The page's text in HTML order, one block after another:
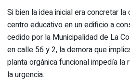
Si bien la idea inicial era concretar
centro educativo en un edificio a
cedido por la Municipalidad de La
en calle 56 y 2, la demora que
planta orgánica funcional impedía la
la urgencia.